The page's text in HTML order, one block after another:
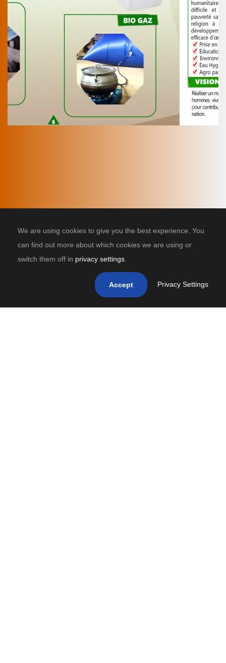
We are using cookies to give you the best experience. You
can find out more about which cookies we are using or
switch them off in privacy settings
Accept Privacy Settings